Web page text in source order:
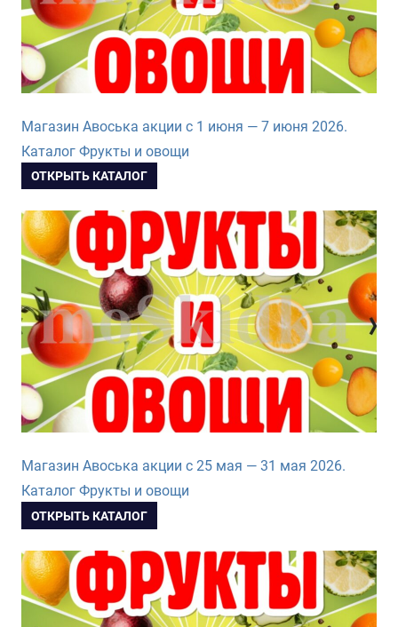
Магазин Авоська акции с 1 июня — 7 июня 2026.
Каталог Фрукты и овощи
ОТКРЫТЬ КАТАЛОГ
Магазин Авоська акции с 25 мая — 31 мая 2026.
Каталог Фрукты и овощи
ОТКРЫТЬ КАТАЛОГ